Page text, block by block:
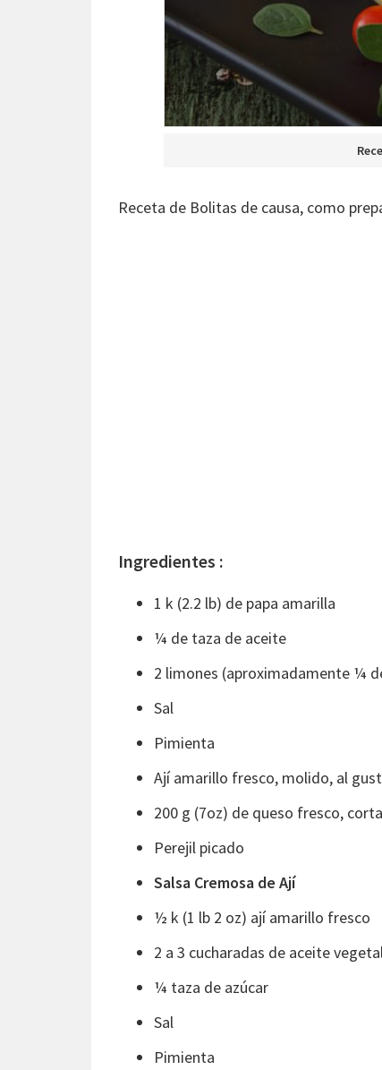
Receta de Bolitas de causa, como
Ingredientes :
1 k (2.2 lb) de papa amarilla
¼ de taza de aceite
2 limones (aproximadamente ¼
Sal
Pimienta
Ají amarillo fresco, molido, al
200 g (7oz) de queso fresco,
Perejil picado
Salsa Cremosa de Ají
½ k (1 lb 2 oz) ají amarillo fresco
2 a 3 cucharadas de aceite
¼ taza de azúcar
Sal
Pimienta